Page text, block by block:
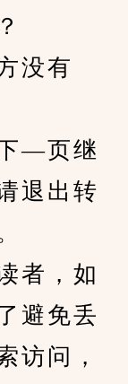
没有
—页继
退出转
者，如
避免丢
访问，